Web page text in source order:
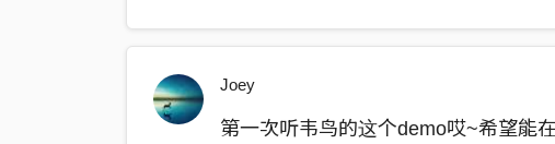
Joey
第一次听韦鸟的这个demo哎~希望能